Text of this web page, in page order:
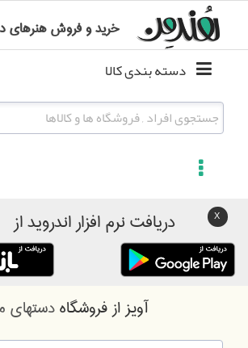
خرید و فروش هنرهای
دریافت نرم افزار اندروید از
آویزاز فروشگاهدستهای